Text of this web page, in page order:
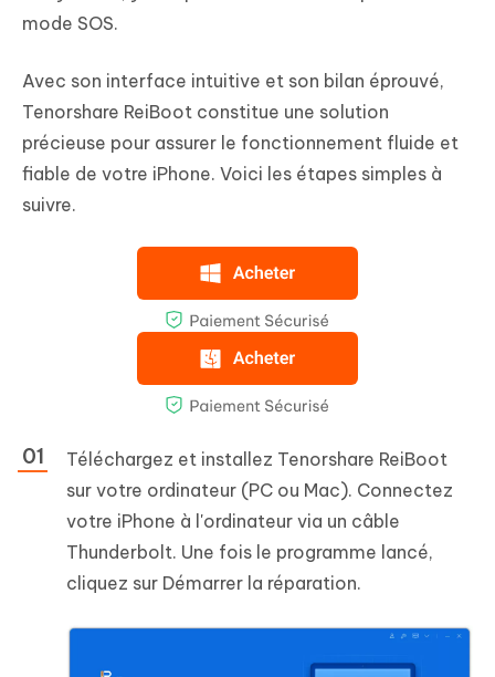
mode SOS.
Avec son interface intuitive et son bilan éprouvé,
Tenorshare ReiBoot constitue une solution
précieuse pour assurer le fonctionnement fluide et
fiable de votre iPhone. Voici les étapes simples à
suivre.
Téléchargez et installez Tenorshare ReiBoot
sur votre ordinateur (PC ou Mac). Connectez
votre iPhone à l'ordinateur via un câble
Thunderbolt. Une fois le programme lancé,
cliquez sur Démarrer la réparation.